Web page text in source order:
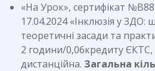
«На Урок», сертифікат
17.04.2024 «Інклюзія у ЗДО:
теоретичні засади та
2 години/0,06кредиту
дистанційна. Загальна